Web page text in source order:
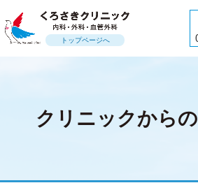
トップページへ
クリニックから